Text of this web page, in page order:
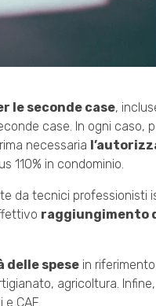
le seconde case,
case. In ogni caso,
necessaria
110% in condominio.
da tecnici professionisti
raggiungimento
delle spese in
agricoltura. Infine,
CAF.